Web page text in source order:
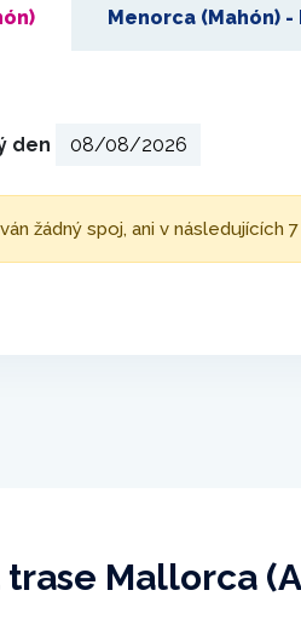
Menorca (Mahón)
den
žádný spoj, ani v následujících
trase Mallorca